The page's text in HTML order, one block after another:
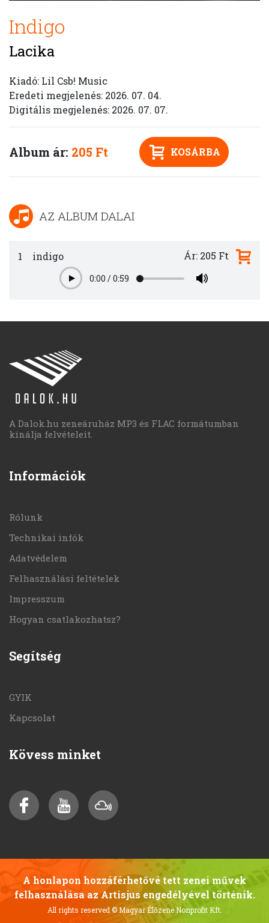
Indigo
Lacika
Kiadó: Lil Csb! Music
Eredeti megjelenés: 2026. 07. 04.
Digitális megjelenés: 2026. 07. 07.
Album ár: 205 Ft KOSÁRBA
AZ ALBUM DALAI
1 indigo
Play0:00 /0:59
Ár: 205 Ft
A Dalok.hu zeneáruház MP3 és FLAC formátumban
kínálja felvételeit.
Információk
Rólunk
Technikai infók
Adatvédelem
Felhasználási feltételek
Impresszum
Hogyan csatlakozhatsz?
Segítség
GYIK
Kapcsolat
Kövess minket
A honlapon hozzáférhetővé tett zenei művek
felhasználása az Artisjus engedélyével történik.
All rights reserved© Magyar Élőzene Nonprofit Kft.